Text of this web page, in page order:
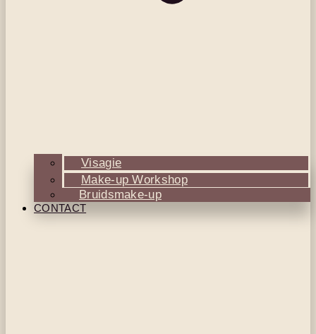
Visagie
Make-up Workshop
Bruidsmake-up
CONTACT